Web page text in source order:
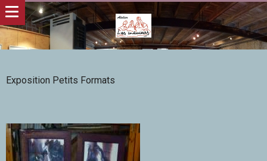
Exposition Petits Formats